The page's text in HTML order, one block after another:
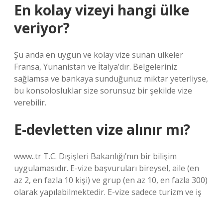
En kolay vizeyi hangi ülke
veriyor?
Şu anda en uygun ve kolay vize sunan ülkeler
Fransa, Yunanistan ve İtalya’dır. Belgeleriniz
sağlamsa ve bankaya sunduğunuz miktar yeterliyse,
bu konsolosluklar size sorunsuz bir şekilde vize
verebilir.
E-devletten vize alınır mı?
www..tr T.C. Dışişleri Bakanlığı’nın bir bilişim
uygulamasıdır. E-vize başvuruları bireysel, aile (en
az 2, en fazla 10 kişi) ve grup (en az 10, en fazla 300)
olarak yapılabilmektedir. E-vize sadece turizm ve iş